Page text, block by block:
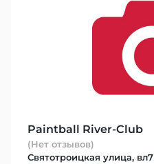
Paintball River-Club
(Нет отзывов)
Святотроицкая улица, вл7